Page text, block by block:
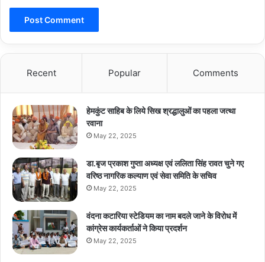
Recent Popular Comments
हेमकुंट साहिब के लिये सिख श्रद्धालुओं का पहला जत्था
रवाना
May 22, 2025
डा.बृज प्रकाश गुप्ता अध्यक्ष एवं ललिता सिंह रावत चुने गए
वरिष्ठ नागरिक कल्याण एवं सेवा समिति के सचिव
May 22, 2025
वंदना कटारिया स्टेडियम का नाम बदले जाने के विरोध में
कांग्रेस कार्यकर्ताओं ने किया प्रदर्शन
May 22, 2025